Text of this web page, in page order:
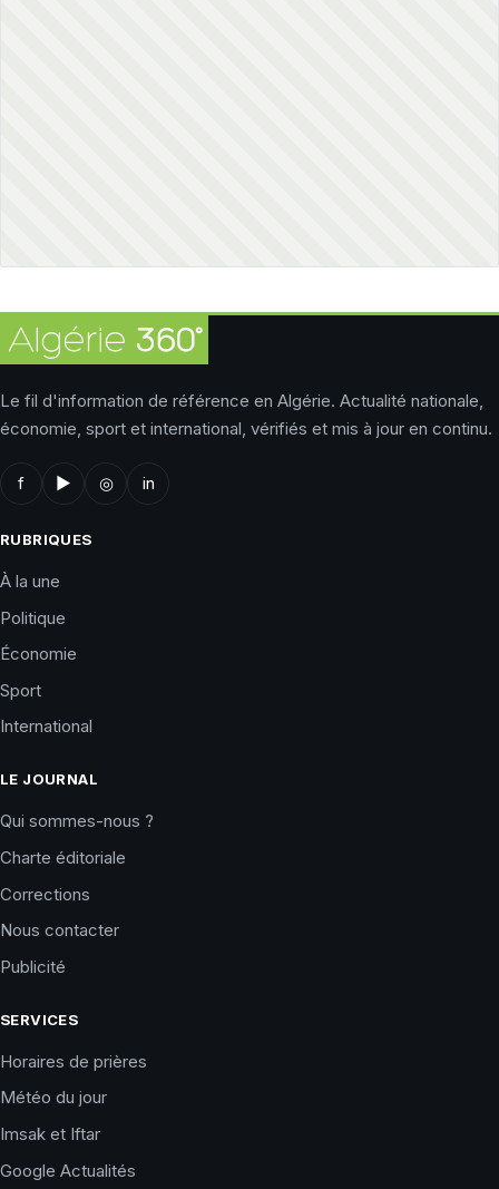
Le fil d'information de référence en Algérie. Actualité nationale,
économie, sport et international, vérifiés et mis à jour en continu.
f ▶ ◎ in
RUBRIQUES
À la une
Politique
Économie
Sport
International
LE JOURNAL
Qui sommes-nous ?
Charte éditoriale
Corrections
Nous contacter
Publicité
SERVICES
Horaires de prières
Météo du jour
Imsak et Iftar
Google Actualités